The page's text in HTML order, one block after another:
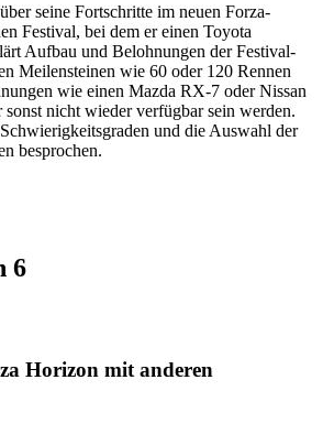
seine Fortschritte im neuen Forza-
Festival, bei dem er einen Toyota
Aufbau und Belohnungen der Festival-
Meilensteinen wie 60 oder 120 Rennen
wie einen Mazda RX-7 oder Nissan
nicht wieder verfügbar sein werden.
und die Auswahl der
besprochen.
6
Horizon mit anderen